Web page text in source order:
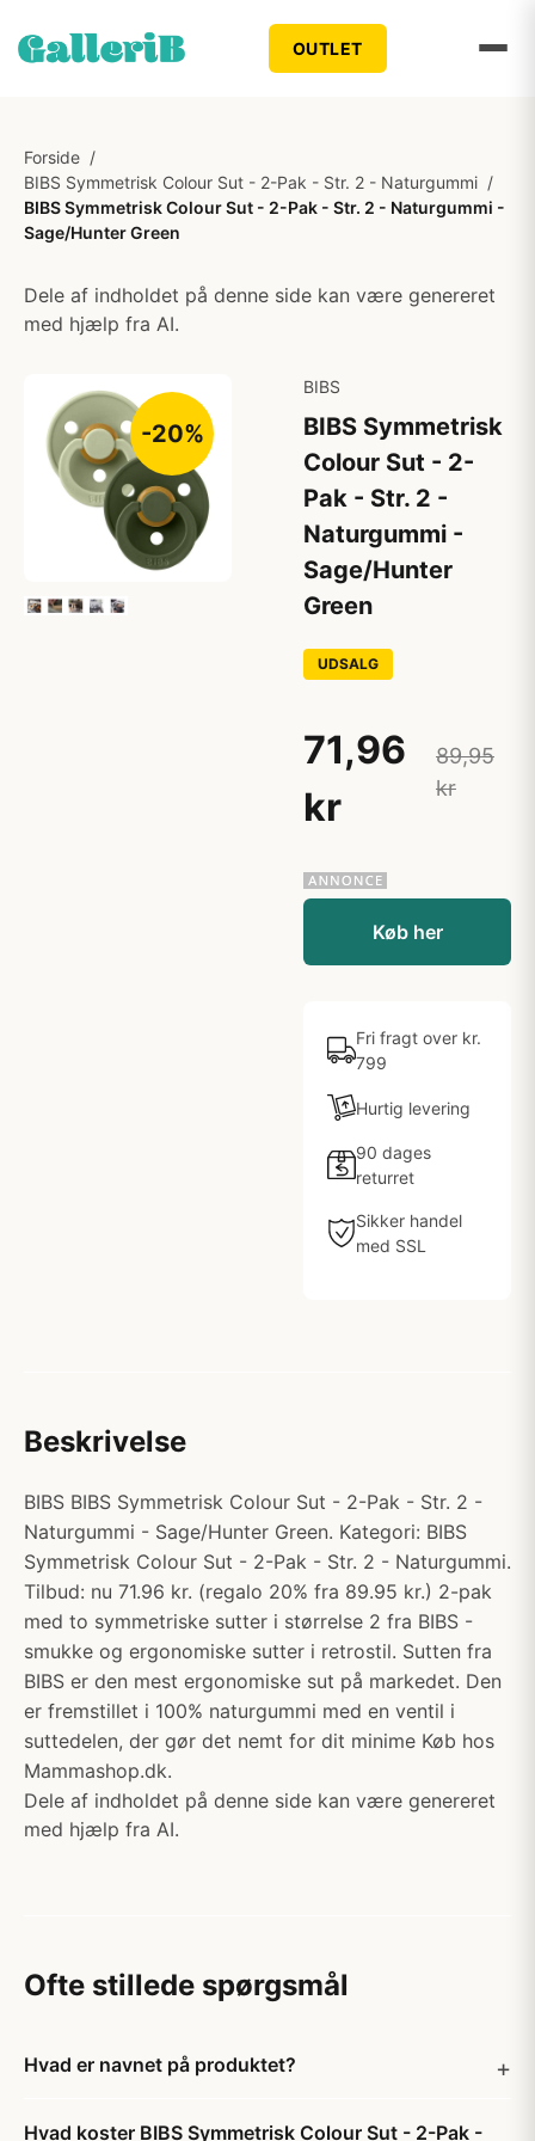
OUTLET
Forside /
BIBS Symmetrisk Colour Sut - 2-Pak - Str. 2 - Naturgummi /
BIBS Symmetrisk Colour Sut - 2-Pak - Str. 2 - Naturgummi -
Sage/Hunter Green
Dele af indholdet på denne side kan være genereret
med hjælp fra AI.
-20%
BIBS
BIBS Symmetrisk
Colour Sut - 2-
Pak - Str. 2 -
Naturgummi -
Sage/Hunter
Green
UDSALG
71,96
kr
89,95
kr
Køb her
Fri fragt over kr.
799
Hurtig levering
90 dages
returret
Sikker handel
med SSL
Beskrivelse
BIBS BIBS Symmetrisk Colour Sut - 2-Pak - Str. 2 -
Naturgummi - Sage/Hunter Green. Kategori: BIBS
Symmetrisk Colour Sut - 2-Pak - Str. 2 - Naturgummi.
Tilbud: nu 71.96 kr. (regalo 20% fra 89.95 kr.) 2-pak
med to symmetriske sutter i størrelse 2 fra BIBS -
smukke og ergonomiske sutter i retrostil. Sutten fra
BIBS er den mest ergonomiske sut på markedet. Den
er fremstillet i 100% naturgummi med en ventil i
suttedelen, der gør det nemt for dit minime Køb hos
Mammashop.dk.
Dele af indholdet på denne side kan være genereret
med hjælp fra AI.
Ofte stillede spørgsmål
Hvad er navnet på produktet?
Hvad koster BIBS Symmetrisk Colour Sut - 2-Pak -